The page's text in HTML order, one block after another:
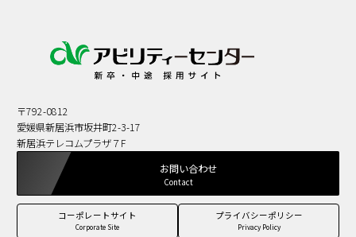
〒792-0812
愛媛県新居浜市坂井町2-3-17
新居浜テレコムプラザ７F
お問い合わせ
Contact
コーポレートサイト
Corporate Site
プライバシーポリシー
Privacy Policy